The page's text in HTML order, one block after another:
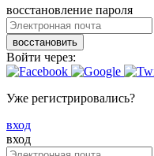
восстановление пароля
восстановить
Войти через:
Уже регистрировались?
вход
вход